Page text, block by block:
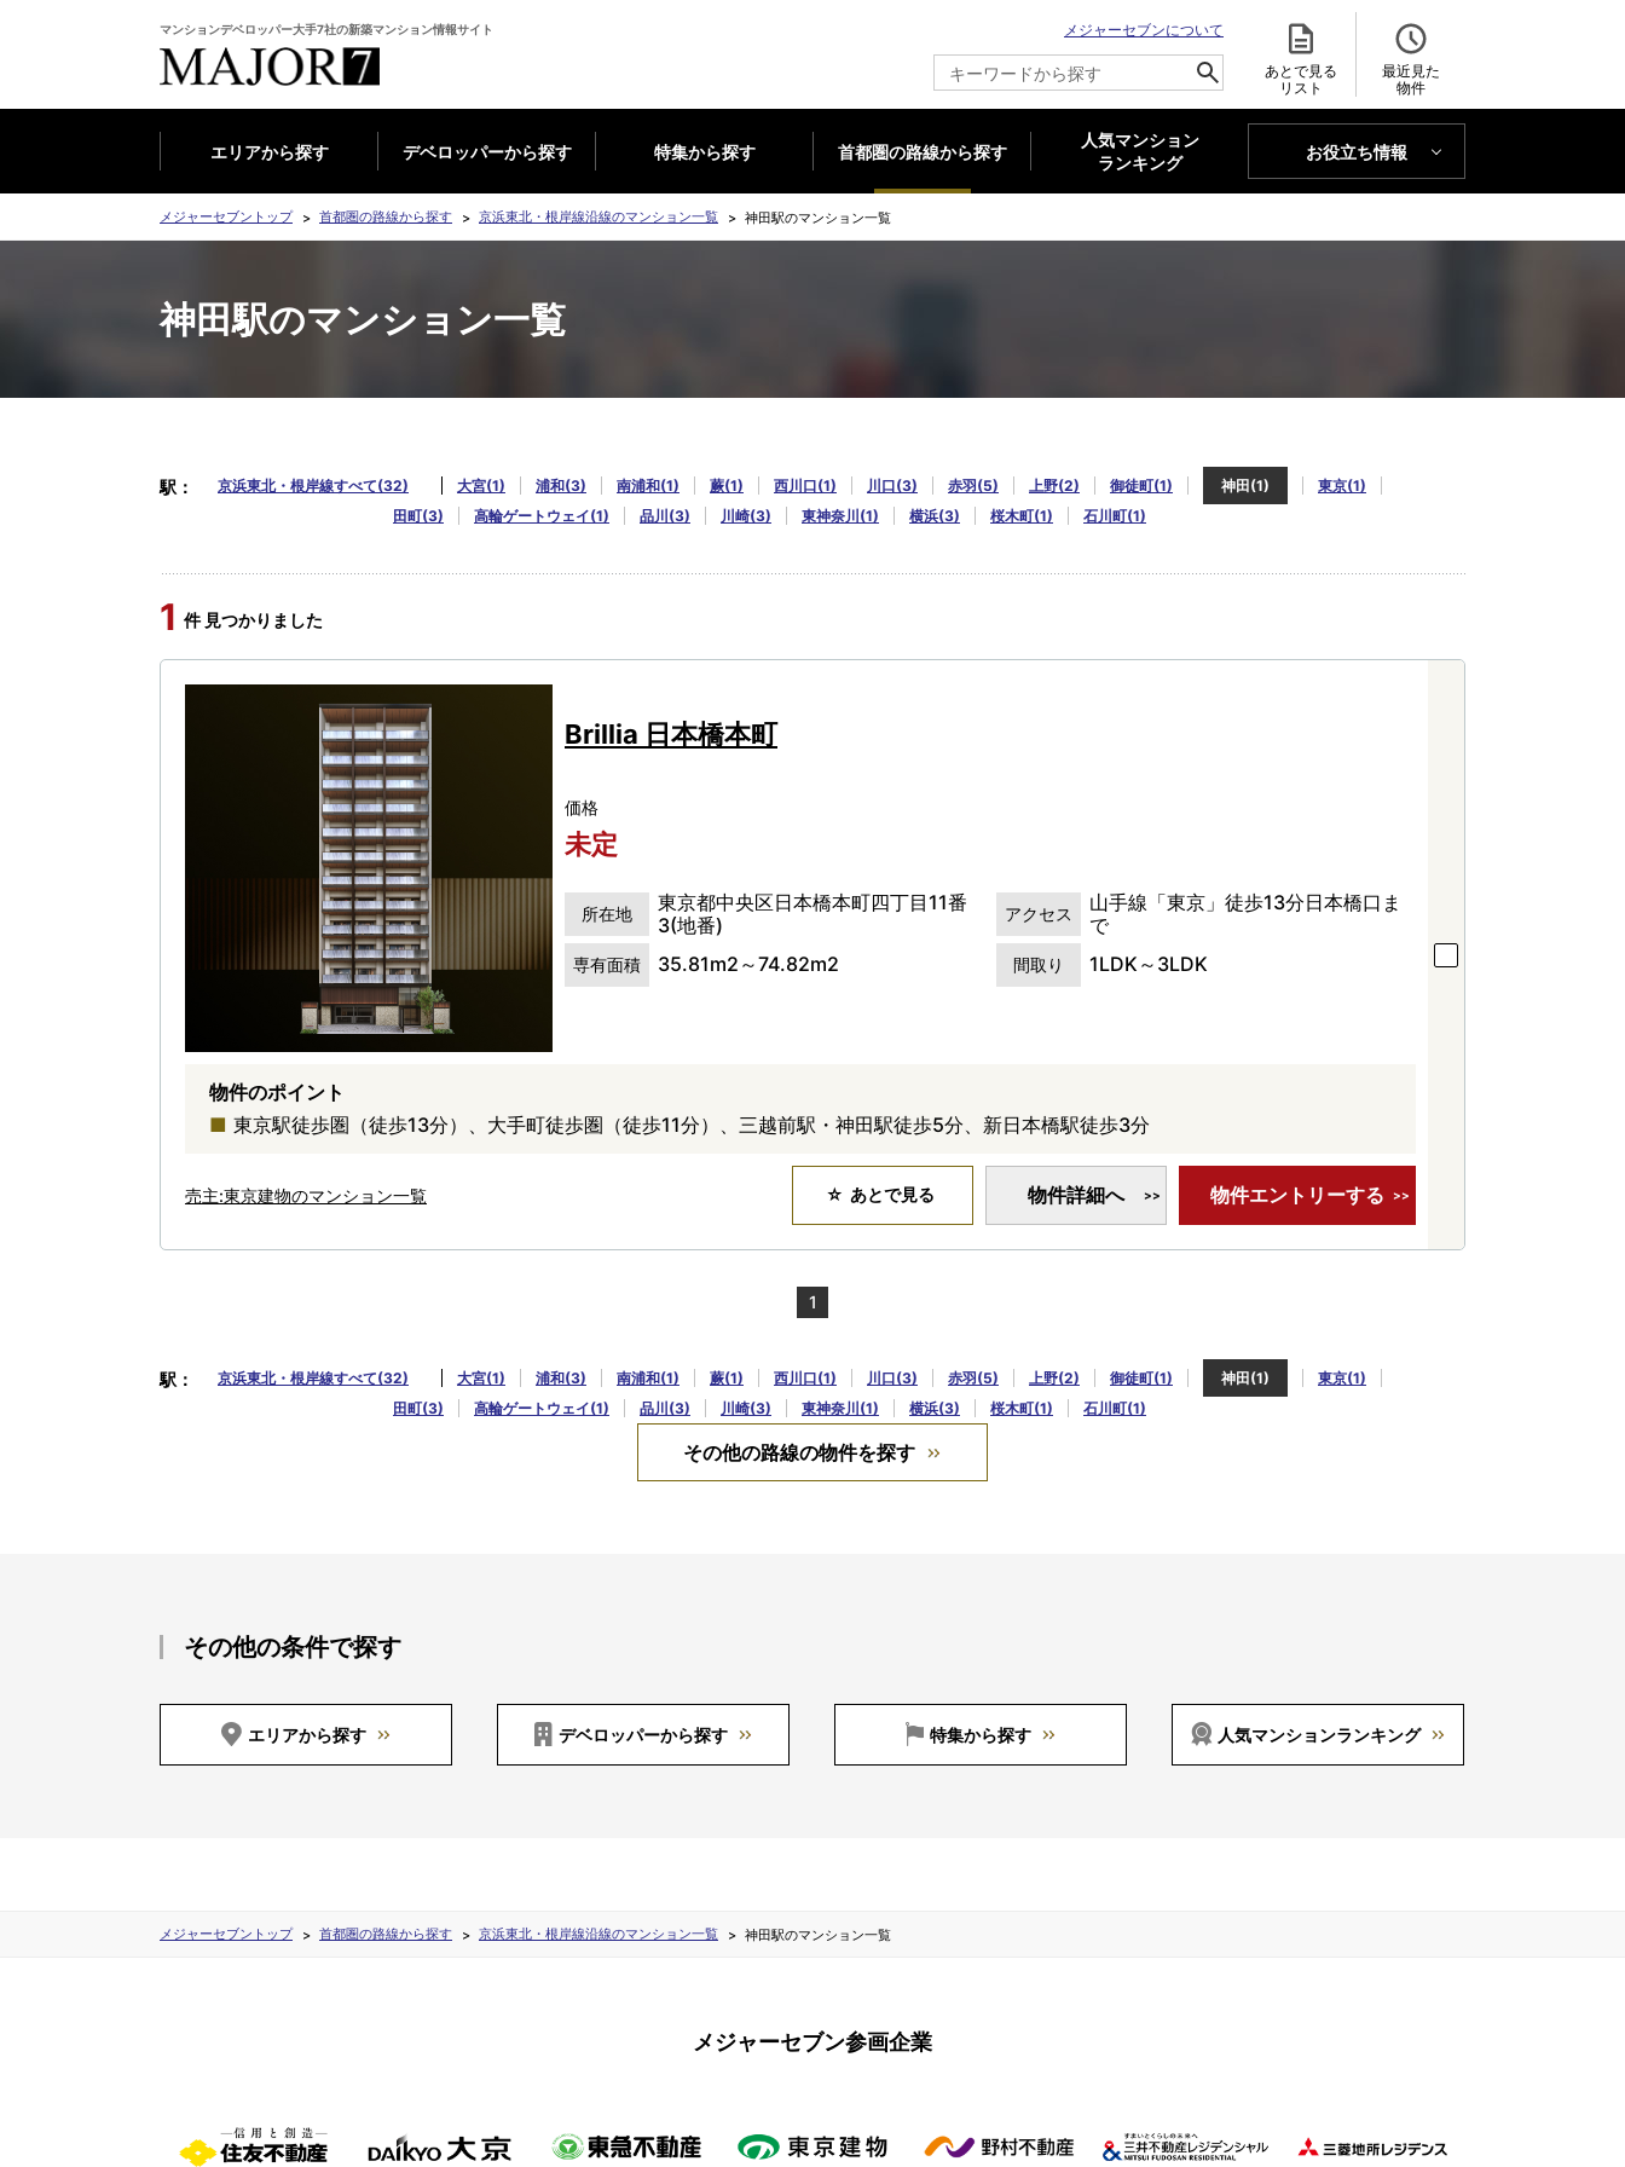
マンションデベロッパー大手7社の新築マンション情報サイト
メジャーセブンについて
あとで見る
リスト
最近見た
物件
エリアから探す デベロッパーから探す 特集から探す 首都圏の路線から探す
人気マンション
ランキング
お役立ち情報
MAJOR'S BLOG
メジャーセブントップ 首都圏の路線から探す 京浜東北・根岸線沿線のマンション一覧 神田駅のマンション一覧
神田駅のマンション一覧
駅 京浜東北・根岸線すべて(32) 大宮(1) 浦和(3) 南浦和(1) 蕨(1) 西川口(1) 川口(3) 赤羽(5) 上野(2) 御徒町(1) 神田(1)
東京(1)
田町(3)
高輪ゲートウェイ(1) 品川(3) 川崎(3) 東神奈川(1) 横浜(3) 桜木町(1) 石川町(1)
1 件 見つかりました
Brillia 日本橋本町
価格
未定
所在地
東京都中央区日本橋本町四丁目11番
3(地番)
アクセス
山手線「東京」徒歩13分日本橋口ま
で
専有面積 35.81m2～74.82m2 間取り 1LDK～3LDK
物件のポイント
東京駅徒歩圏（徒歩13分）、大手町徒歩圏（徒歩11分）、三越前駅・神田駅徒歩5分、新日本橋駅徒歩3分
売主:東京建物のマンション一覧 あとで見る 物件詳細へ 物件エントリーする
1
駅 京浜東北・根岸線すべて(32) 大宮(1) 浦和(3) 南浦和(1) 蕨(1) 西川口(1) 川口(3) 赤羽(5) 上野(2) 御徒町(1) 神田(1)
東京(1)
田町(3)
高輪ゲートウェイ(1) 品川(3) 川崎(3) 東神奈川(1) 横浜(3) 桜木町(1) 石川町(1)
その他の路線の物件を探す
その他の条件で探す
エリアから探す デベロッパーから探す 特集から探す 人気マンションランキング
メジャーセブントップ 首都圏の路線から探す 京浜東北・根岸線沿線のマンション一覧 神田駅のマンション一覧
メジャーセブン参画企業